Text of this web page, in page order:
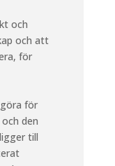
och
och att
för
för
den
till